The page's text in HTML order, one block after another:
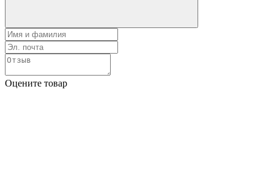
Оцените товар